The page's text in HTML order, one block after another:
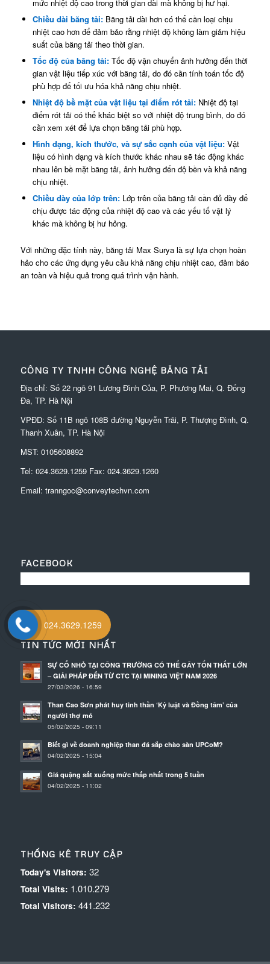
mức nhiệt độ cao trong thời gian dài mà không bị hư hại.
Chiều dài băng tải:Băng tải dài hơn có thể cần loại chịu
nhiệt cao hơn để đảm bảo rằng nhiệt độ không làm giảm hiệu
suất của băng tải theo thời gian.
Tốc độ của băng tải:Tốc độ vận chuyển ảnh hưởng đến thời
gian vật liệu tiếp xúc với băng tải, do đó cần tính toán tốc độ
phù hợp để tối ưu hóa khả năng chịu nhiệt.
Nhiệt độ bề mặt của vật liệu tại điểm rót tải:Nhiệt độ tại
điểm rót tải có thể khác biệt so với nhiệt độ trung bình, do đó
cần xem xét để lựa chọn băng tải phù hợp.
Hình dạng, kích thước, và sự sắc cạnh của vật liệu:Vật
liệu có hình dạng và kích thước khác nhau sẽ tác động khác
nhau lên bề mặt băng tải, ảnh hưởng đến độ bền và khả năng
chịu nhiệt.
Chiều dày của lớp trên:Lớp trên của băng tải cần đủ dày để
chịu được tác động của nhiệt độ cao và các yếu tố vật lý
khác mà không bị hư hỏng.
Với những đặc tính này, băng tải Max Surya là sự lựa chọn hoàn
hảo cho các ứng dụng yêu cầu khả năng chịu nhiệt cao, đảm bảo
an toàn và hiệu quả trong quá trình vận hành.
CÔNG TY TNHH CÔNG NGHỆ BĂNG TẢI
Địa chỉ: Số 22 ngõ 91 Lương Đình Của, P. Phương Mai, Q. Đống
Đa, TP. Hà Nội
VPĐD: Số 11B ngõ 108B đường Nguyễn Trãi, P. Thượng Đình, Q.
Thanh Xuân, TP. Hà Nội
MST: 0105608892
Tel: 024.3629.1259Fax: 024.3629.1260
Email: tranngoc@conveytechvn.com
FACEBOOK
TIN TỨC MỚI NHẤT
SỰ CỐ NHỎ TẠI CÔNG TRƯỜNG CÓ THỂ GÂY TỔN THẤT LỚN
– GIẢI PHÁP ĐẾN TỪ CTC TẠI MINING VIỆT NAM 2026
27/03/2026 - 16:59
Than Cao Sơn phát huy tinh thần ‘Kỷ luật và Đồng tâm’ của
người thợ mỏ
05/02/2025 - 09:11
Biết gì về doanh nghiệp than đá sắp chào sàn UPCoM?
04/02/2025 - 15:04
Giá quặng sắt xuống mức thấp nhất trong 5 tuần
04/02/2025 - 11:02
THỐNG KÊ TRUY CẬP
Today's Visitors: 32
Total Visits: 1.010.279
Total Visitors: 441.232
024.3629.1259